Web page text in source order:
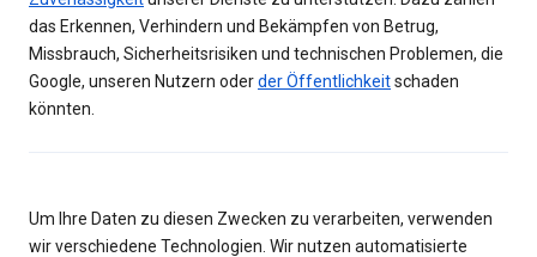
das Erkennen, Verhindern und Bekämpfen von Betrug,
Missbrauch, Sicherheitsrisiken und technischen Problemen, die
Google, unseren Nutzern oderder Öffentlichkeitschaden
könnten.
Um Ihre Daten zu diesen Zwecken zu verarbeiten, verwenden
wir verschiedene Technologien. Wir nutzen automatisierte